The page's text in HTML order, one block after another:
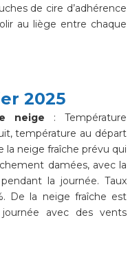
de cire d’adhérence
au liège entre chaque
2025
neige : Température
température au départ
la neige fraîche prévu qui
damées, avec la
la journée. Taux
De la neige fraîche est
avec des vents